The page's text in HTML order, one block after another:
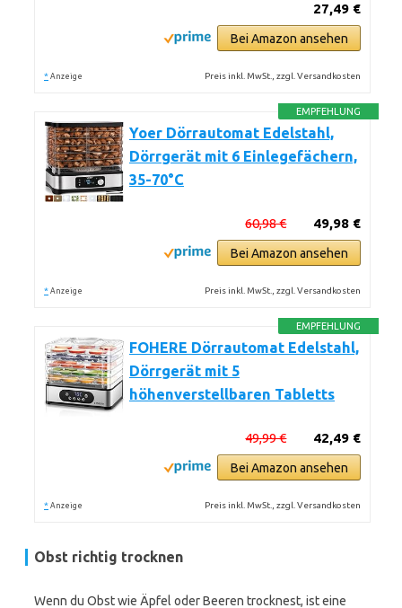
27,49 €
Bei Amazon ansehen
* Anzeige Preis inkl. MwSt., zzgl. Versandkosten
EMPFEHLUNG
Yoer Dörrautomat Edelstahl,
Dörrgerät mit 6 Einlegefächern,
35-70°C
49,98 €
60,98 €
Bei Amazon ansehen
* Anzeige Preis inkl. MwSt., zzgl. Versandkosten
EMPFEHLUNG
FOHERE Dörrautomat Edelstahl,
Dörrgerät mit 5
höhenverstellbaren Tabletts
42,49 €
49,99 €
Bei Amazon ansehen
* Anzeige Preis inkl. MwSt., zzgl. Versandkosten
Obst richtig trocknen
Wenn du Obst wie Äpfel oder Beeren trocknest, ist eine